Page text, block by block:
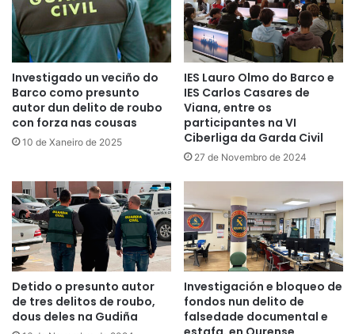
Investigado un veciño do
Barco como presunto
autor dun delito de roubo
con forza nas cousas
10 de Xaneiro de 2025
IES Lauro Olmo do Barco e
IES Carlos Casares de
Viana, entre os
participantes na VI
Ciberliga da Garda Civil
27 de Novembro de 2024
Detido o presunto autor
de tres delitos de roubo,
dous deles na Gudiña
Investigación e bloqueo de
fondos nun delito de
falsedade documental e